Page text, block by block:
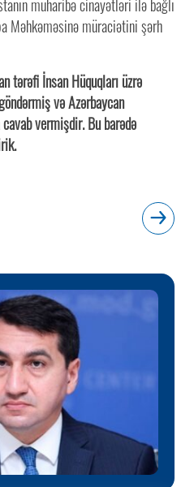
müharibə cinayətləri ilə bağlı
Məhkəməsinə müraciətini şərh
tərəfi İnsan Hüquqları üzrə
və Azərbaycan
vermişdir. Bu barədə